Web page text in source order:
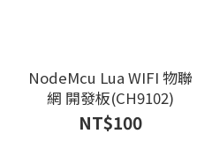
NodeMcu Lua WIFI 物聯
網 開發板(CH9102)
NT$100